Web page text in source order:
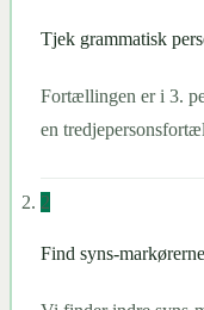
Tjek grammatisk
Fortællingen er i 3.
en
2
Find syns-markørerne